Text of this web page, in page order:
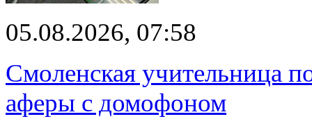
05.08.2026, 07:58
Смоленская учительница
аферы с домофоном